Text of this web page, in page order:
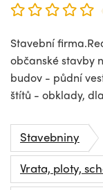
Stavební
občanské stavby
budov - půdní
štítů - obklady,
Stavebniny
Vrata, ploty,